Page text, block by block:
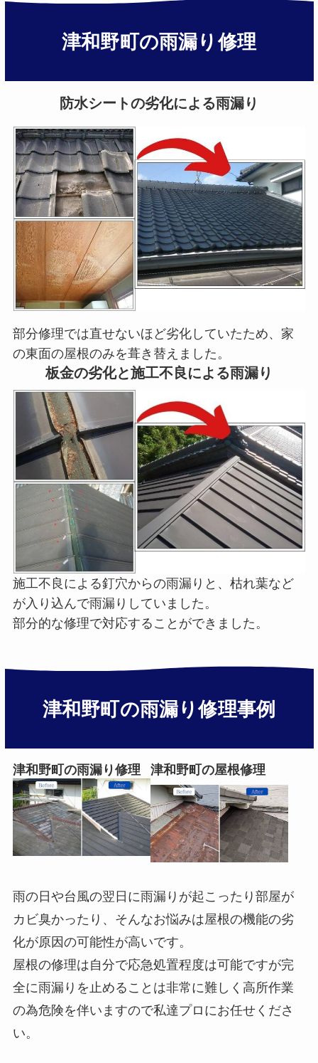
津和野町の雨漏り修理
防水シートの劣化による雨漏り
部分修理では直せないほど劣化していたため、家
の東面の屋根のみを葺き替えました。
板金の劣化と施工不良による雨漏り
施工不良による釘穴からの雨漏りと、枯れ葉など
が入り込んで雨漏りしていました。
部分的な修理で対応することができました。
津和野町の雨漏り修理事例
津和野町の雨漏り修理 津和野町の屋根修理
雨の日や台風の翌日に雨漏りが起こったり部屋が
カビ臭かったり、そんなお悩みは屋根の機能の劣
化が原因の可能性が高いです。
屋根の修理は自分で応急処置程度は可能ですが完
全に雨漏りを止めることは非常に難しく高所作業
の為危険を伴いますので私達プロにお任せくださ
い。